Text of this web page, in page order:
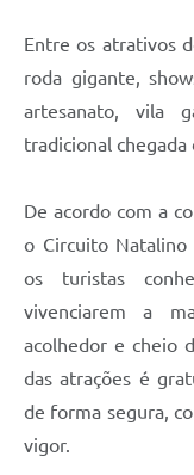
Entre os atrativos
roda gigante,
artesanato, vila
tradicional chegada
De acordo com a
o Circuito
os turistas
vivenciarem a
acolhedor e cheio
das atrações é
de forma segura,
vigor.